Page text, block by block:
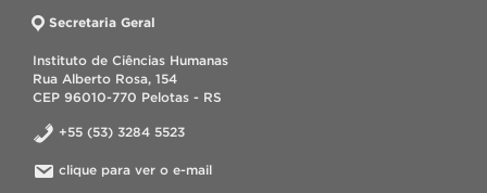
Secretaria Geral
Instituto de Ciências Humanas
Rua Alberto Rosa, 154
CEP 96010-770 Pelotas - RS
+55 (53) 3284 5523
clique para ver o e-mail